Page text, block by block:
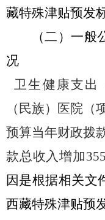
藏特殊津贴预发
（二） 一般
况
卫生健康支出
（民族）医院（
预算当年财政拨
款总收入增加
因是根据相关文
西藏特殊津贴预